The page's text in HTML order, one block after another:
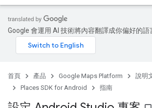
Google 會運用 AI 技術將內容翻譯成你偏好的語
首頁 產品 Google Maps Platform 說明
Places SDK for Android
指南